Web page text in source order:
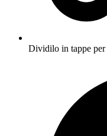
Dividilo in tappe per